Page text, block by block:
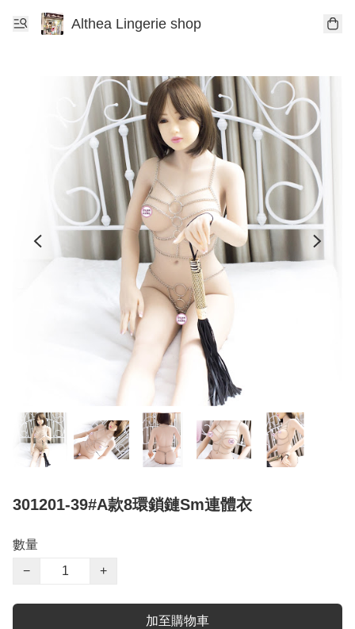
Althea Lingerie shop
301201-39#A款8環鎖鏈Sm連體衣
數量
−
+
加至購物車